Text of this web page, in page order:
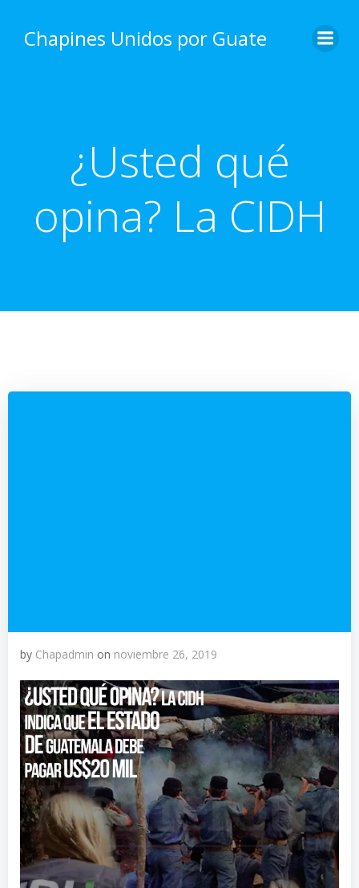
content
Chapines Unidos por Guate
¿Usted qué
opina? La CIDH
by Chapadmin on noviembre 26, 2019